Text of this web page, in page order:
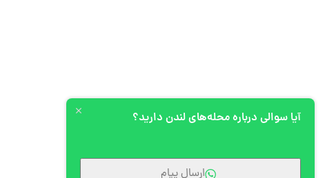
آیا سوالی درباره محله‌های لندن دارید؟
ارسال پیام